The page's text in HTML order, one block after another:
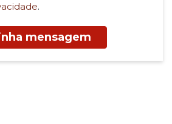
.
mensagem